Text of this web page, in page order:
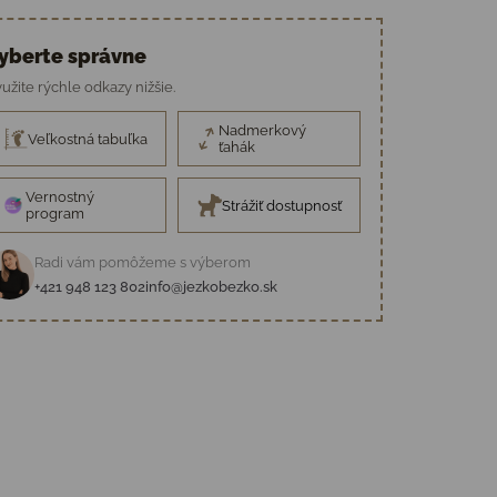
správne
rýchle odkazy nižšie.
Veľkostná tabuľka
Nadmerkový
ťahák
Vernostný
program
Strážiť dostupnosť
Radi vám pomôžeme s výberom
+421 948 123 802info@jezkobezko.sk